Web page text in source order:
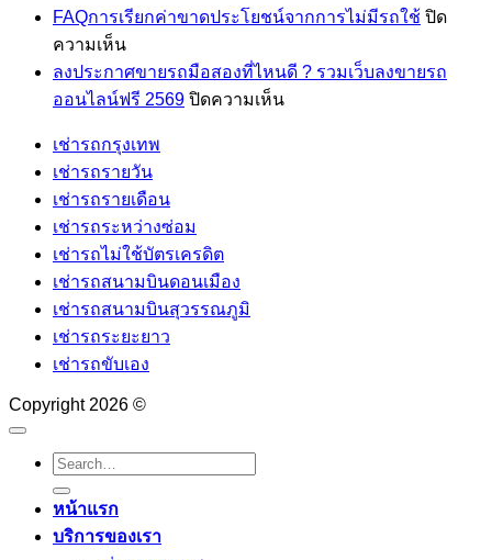
รถ
โดน
ชน
ทำ
เช็ก
ทริ
กรับ
มือ
ที่
คน
มี
รถ
ต้อง
รู้!
FAQการเรียกค่าขาดประโยชน์จากการไม่มีรถใช้ ปิด
ความเห็นบน
FAQการ
เรียก
ขาด
ประโยชน์
จาก
การ
ไม่มี
รถ
ใช้
ลงประกาศขายรถมือสองที่ไหนดี ? รวมเว็บลงขายรถ
ออนไลน์ฟรี 2569 ปิดความเห็นบน
เช่ารถกรุงเทพ
เช่ารถรายวัน
เช่ารถรายเดือน
เช่ารถระหว่างซ่อม
เช่ารถไม่ใช้บัตรเครดิต
เช่ารถสนามบินดอนเมือง
เช่ารถสนามบินสุวรรณภูมิ
เช่ารถระยะยาว
เช่ารถขับเอง
Copyright 2026 ©
หน้าแรก
บริการของเรา